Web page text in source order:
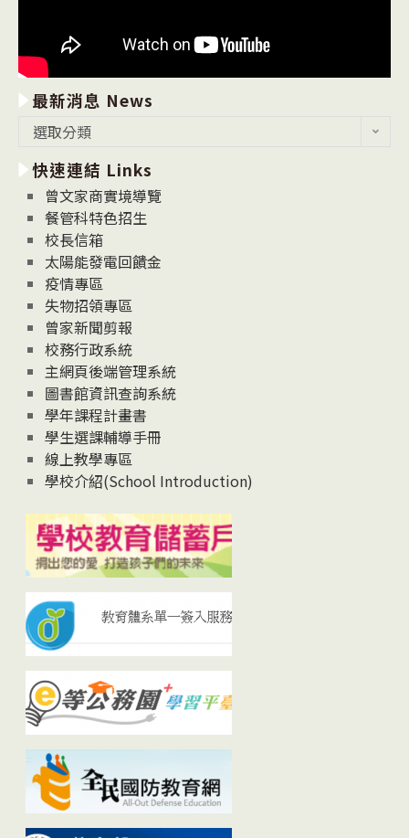
最新消息 News
消
息
News
選取分類
快速連結 Links
曾文家商實境導覽
餐管科特色招生
校長信箱
太陽能發電回饋金
疫情專區
失物招領專區
曾家新聞剪報
校務行政系統
主網頁後端管理系統
圖書館資訊查詢系統
學年課程計畫書
學生選課輔導手冊
線上教學專區
學校介紹(School Introduction)